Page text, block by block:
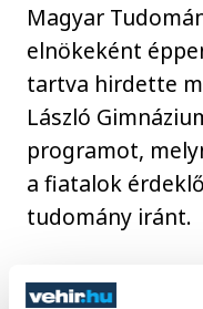
Magyar
elnökeként
tartva hirdette
László
programot,
a fiatalok
tudomány iránt.
A pénteki